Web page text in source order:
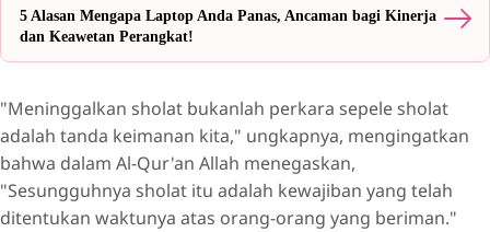
5 Alasan Mengapa Laptop Anda Panas, Ancaman bagi Kinerja
dan Keawetan Perangkat!
"Meninggalkan sholat bukanlah perkara sepele sholat
adalah tanda keimanan kita," ungkapnya, mengingatkan
bahwa dalam Al-Qur'an Allah menegaskan,
"Sesungguhnya sholat itu adalah kewajiban yang telah
ditentukan waktunya atas orang-orang yang beriman."